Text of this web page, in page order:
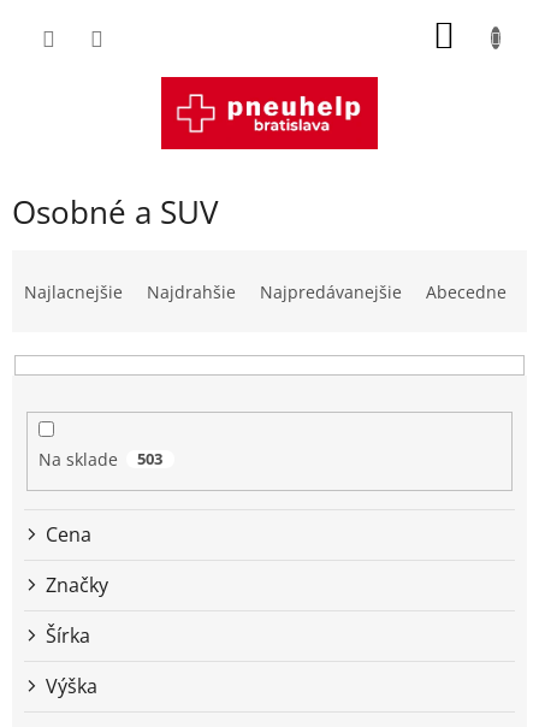
Osobné a SUV
n
Najlacnejšie Najdrahšie Najpredávanejšie Abecedne
Na sklade 503
Cena
Značky
Šírka
Výška